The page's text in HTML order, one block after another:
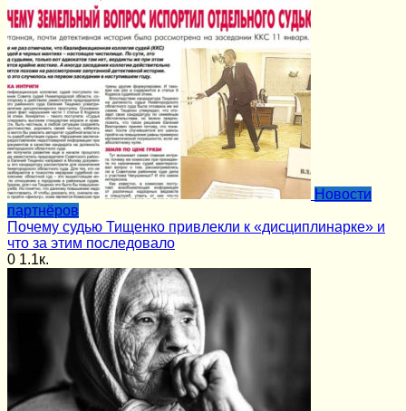
Новости
партнёров
Почему судью Тищенко привлекли к «дисциплинарке» и
что за этим последовало
0 1.1к.